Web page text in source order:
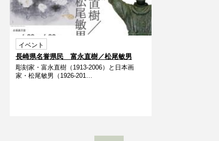
イベント
長崎県名誉県民 富永直樹／松尾敏男
彫刻家・富永直樹（1913-2006）と日本画
家・松尾敏男（1926-201…